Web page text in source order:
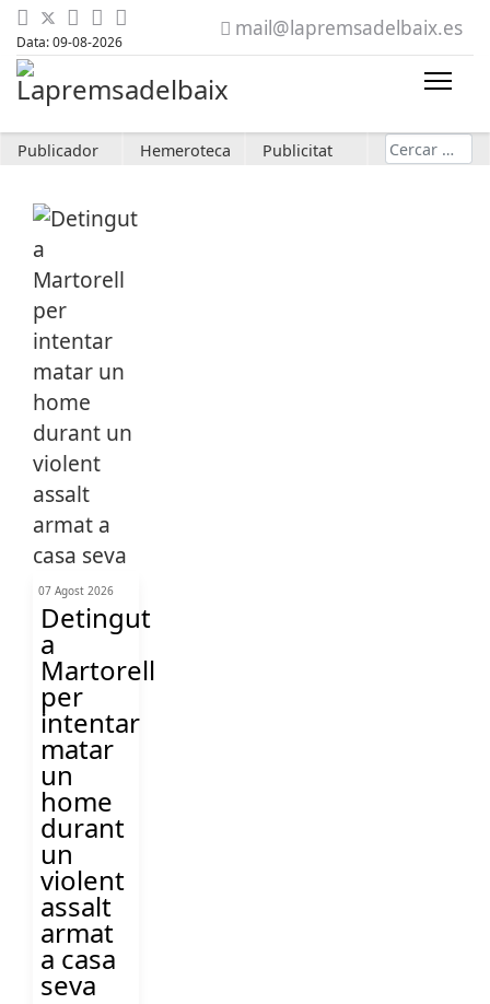
Data: 09-08-2026
mail@lapremsadelbaix.es
Publicador Hemeroteca Publicitat Cerca
07 Agost 2026
Detingut
a
Martorell
per
intentar
matar
un
home
durant
un
violent
assalt
armat
a casa
seva